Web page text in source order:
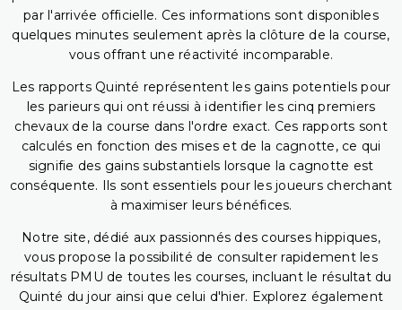
par l'arrivée officielle. Ces informations sont disponibles
quelques minutes seulement après la clôture de la course,
vous offrant une réactivité incomparable.
Les rapports Quinté représentent les gains potentiels pour
les parieurs qui ont réussi à identifier les cinq premiers
chevaux de la course dans l'ordre exact. Ces rapports sont
calculés en fonction des mises et de la cagnotte, ce qui
signifie des gains substantiels lorsque la cagnotte est
conséquente. Ils sont essentiels pour les joueurs cherchant
à maximiser leurs bénéfices.
Notre site, dédié aux passionnés des courses hippiques,
vous propose la possibilité de consulter rapidement les
résultats PMU de toutes les courses, incluant le résultat du
Quinté du jour ainsi que celui d'hier. Explorez également